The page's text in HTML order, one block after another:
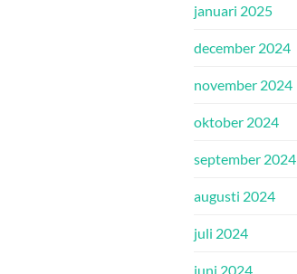
januari 2025
december 2024
november 2024
oktober 2024
september 2024
augusti 2024
juli 2024
juni 2024